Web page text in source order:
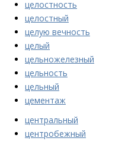
целостность
целостный
целую вечность
целый
цельножелезный
цельность
цельный
цементаж
центральный
центробежный